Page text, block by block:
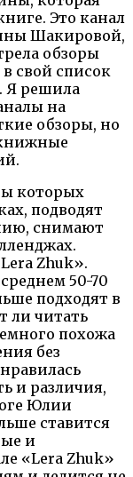
Это канал
Шакировой,
обзоры
свой список
Я решила
на
обзоры, но
которых
подводят
снимают
Zhuk».
50-70
подходят в
ли читать
похожа
без
и различия,
Юлии
ставится
и
«Lera Zhuk»